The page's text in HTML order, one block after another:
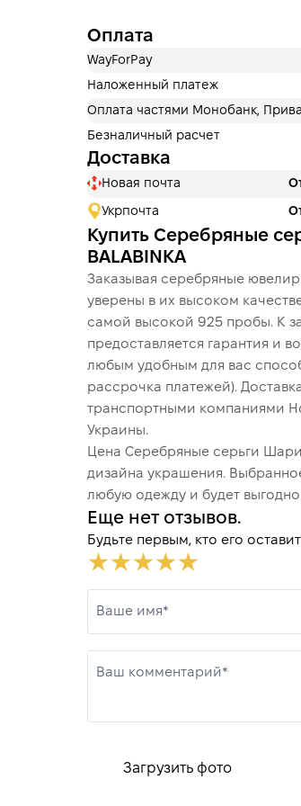
Оплата
WayForPay
Наложенный платеж
Оплата частями Монобанк,
Безналичный расчет
Доставка
Новая почта
Укрпочта
Купить Серебряные
BALABINKA
Заказывая серебряные
уверены в их высоком
самой высокой 925 пробы. К
предоставляется гарантия и
любым удобным для вас
рассрочка платежей).
транспортными компаниями
Украины.
Цена Серебряные серьги
дизайна украшения.
любую одежду и будет
Еще нет отзывов.
Будьте первым, кто его
Ваше имя*
Ваш комментарий*
Загрузить фото